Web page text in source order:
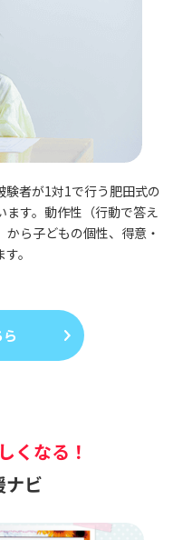
験者が1対1で行う肥田式の
ます。動作性（行動で答え
ら子どもの個性、得意・
。
くなる！
ナビ